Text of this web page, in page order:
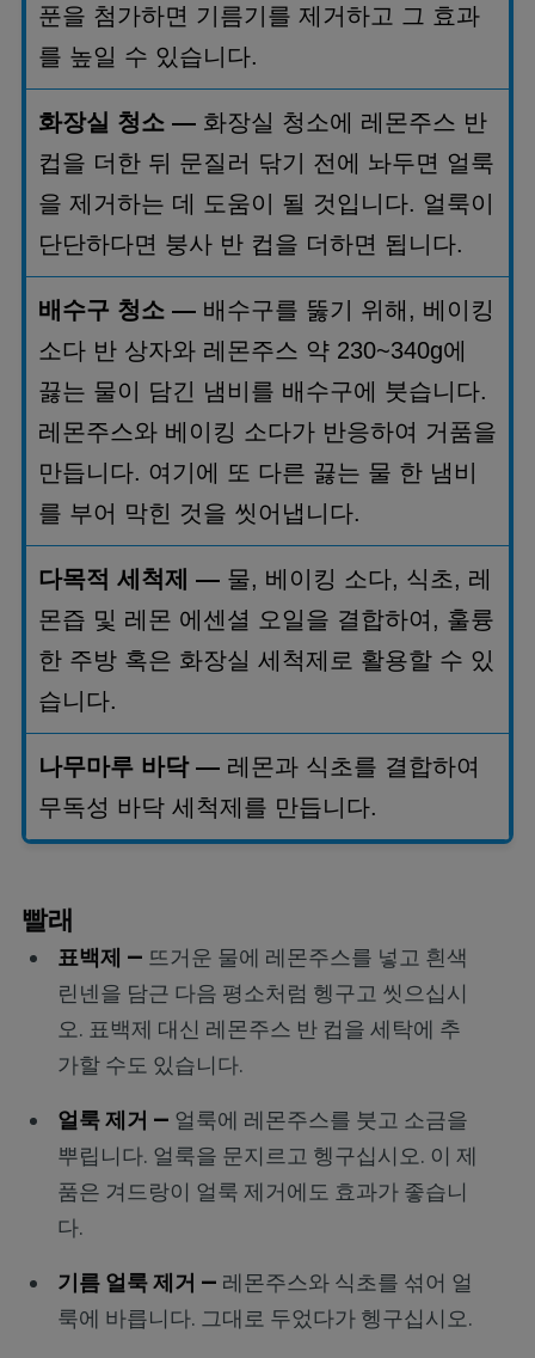
푼을 첨가하면 기름기를 제거하고 그 효과
를 높일 수 있습니다.
화장실 청소— 화장실 청소에 레몬주스 반
컵을 더한 뒤 문질러 닦기 전에 놔두면 얼룩
을 제거하는 데 도움이 될 것입니다. 얼룩이
단단하다면 붕사 반 컵을 더하면 됩니다.
배수구 청소— 배수구를 뚫기 위해 , 베이킹
소다 반 상자와 레몬주스 약230~340g에
끓는 물이 담긴 냄비를 배수구에 붓습니다.
레몬주스와 베이킹 소다가 반응하여 거품을
만듭니다. 여기에 또 다른 끓는 물 한 냄비
를 부어 막힌 것을 씻어냅니다.
다목적 세척제 — 물, 베이킹 소다, 식초, 레
몬즙 및 레몬 에센셜 오일을 결합하여 , 훌륭
한 주방 혹은 화장실 세척제로 활용할 수 있
습니다.
나무마루 바닥— 레몬과 식초를 결합하여
무독성 바닥 세척제를 만듭니다.
빨래
표백제 — 뜨거운 물에 레몬주스를 넣고 흰색
린넨을 담근 다음 평소처럼 헹구고 씻으십시
오. 표백제 대신 레몬주스 반 컵을 세탁에 추
가할 수도 있습니다.
얼룩 제거 — 얼룩에 레몬주스를 붓고 소금을
뿌립니다. 얼룩을 문지르고 헹구십시오. 이 제
품은 겨드랑이 얼룩 제거에도 효과가 좋습니
다.
기름 얼룩 제거 — 레몬주스와 식초를 섞어 얼
룩에 바릅니다. 그대로 두었다가 헹구십시오.